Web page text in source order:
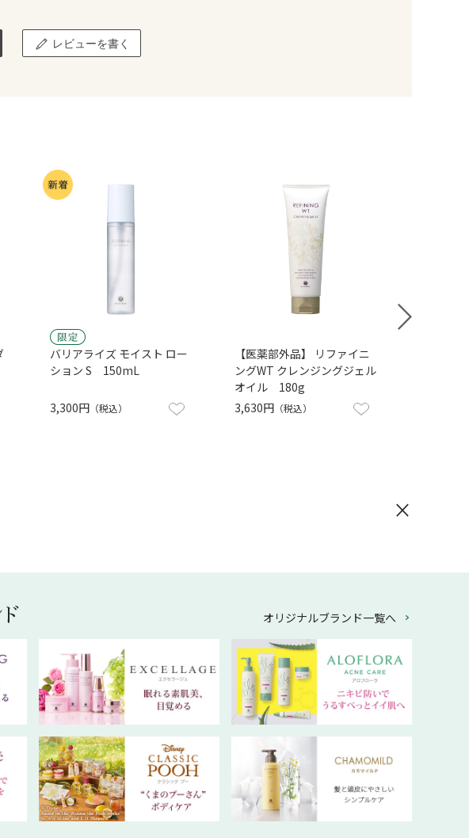
レビューを書く
バリアライズ モイスト ロー
ション S 150mL
3,300円 （税込）
【医薬部外品】 リファイニ
ングWT クレンジングジェル
オイル 180g
3,630円 （税込）
×
オリジナルブランド一覧へ